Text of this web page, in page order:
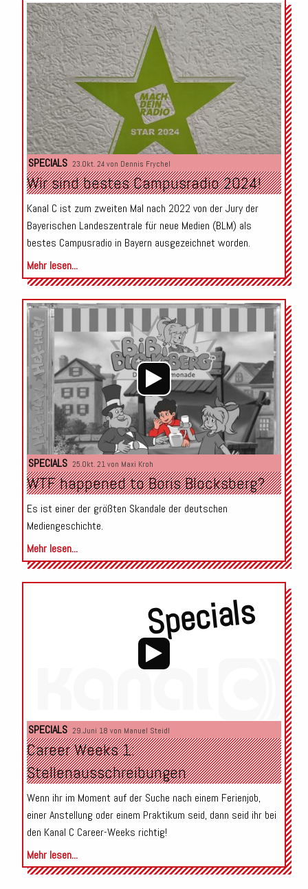
SPECIALS 23.Okt. 24 von Dennis Frychel
Wir sind bestes Campusradio 2024!
Kanal C ist zum zweiten Mal nach 2022 von der Jury der
Bayerischen Landeszentrale für neue Medien (BLM) als
bestes Campusradio in Bayern ausgezeichnet worden.
Mehr lesen...
Audio-
Player
SPECIALS 25.Okt. 21 von Maxi Kroh
WTF happened to Boris Blocksberg?
Es ist einer der größten Skandale der deutschen
Mediengeschichte.
Mehr lesen...
Specials
Audio-
Player
SPECIALS 29.Juni 18 von Manuel Steidl
Career Weeks 1:
Stellenausschreibungen
Wenn ihr im Moment auf der Suche nach einem Ferienjob,
einer Anstellung oder einem Praktikum seid, dann seid ihr bei
den Kanal C Career-Weeks richtig!
Mehr lesen...